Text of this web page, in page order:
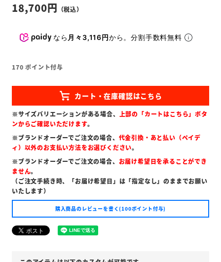
18,700
なら 月々3,116円から。分割手数料無料
170 ポイント付与
※サイズバリエーションがある場合、
上部の「カートはこちら」ボタ
ンからご確認いただけます。
※ブランドオーダーでご注文の場合、 代金引換・あと払い（ペイデ
ィ）以外のお支払い方法をお選びください。
※ブランドオーダーでご注文の場合、 お届け希望日を承ることができ
ません。
（ご注文手続き時、「お届け希望日」は「指定なし」のままでお願い
いたします）
購入商品のレビューを書く(100ポイント付与)